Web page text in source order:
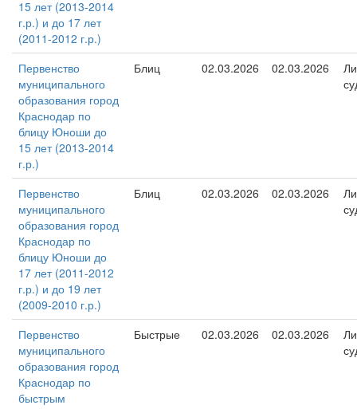
15 лет (2013-2014
г.р.) и до 17 лет
(2011-2012 г.р.)
Первенство
муниципального
образования город
Краснодар по
блицу Юноши до
15 лет (2013-2014
г.р.)
Блиц 02.03.2026 02.03.2026
Первенство
муниципального
образования город
Краснодар по
блицу Юноши до
17 лет (2011-2012
г.р.) и до 19 лет
(2009-2010 г.р.)
Блиц 02.03.2026 02.03.2026
Первенство
муниципального
образования город
Краснодар по
быстрым
Быстрые 02.03.2026 02.03.2026